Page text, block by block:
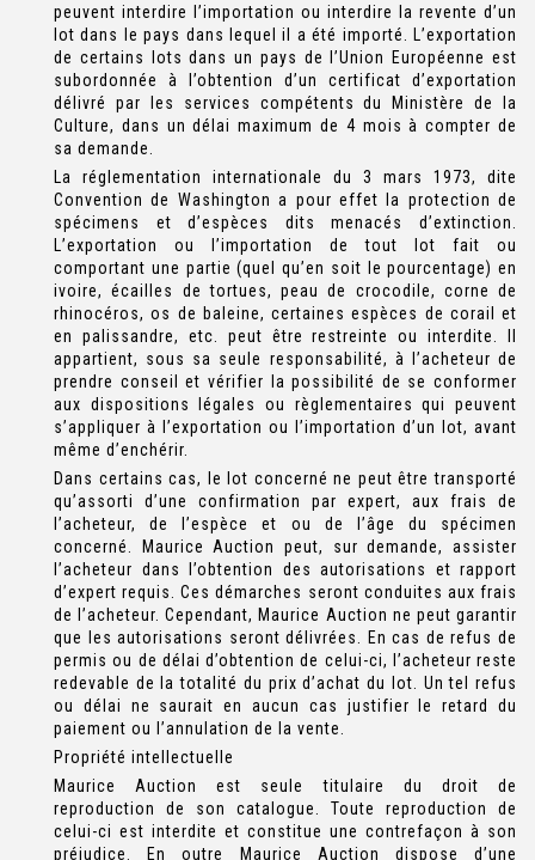
peuvent interdire l’importation ou interdire la revente d’un
lot dans le pays dans lequel il a été importé. L’exportation
de certains lots dans un pays de l’Union Européenne est
subordonnée à l’obtention d’un certificat d’exportation
délivré par les services compétents du Ministère de la
Culture, dans un délai maximum de 4 mois à compter de
sa demande.
La réglementation internationale du 3 mars 1973, dite
Convention de Washington a pour effet la protection de
spécimens et d’espèces dits menacés d’extinction.
L’exportation ou l’importation de tout lot fait ou
comportant une partie (quel qu’en soit le pourcentage) en
ivoire, écailles de tortues, peau de crocodile, corne de
rhinocéros, os de baleine, certaines espèces de corail et
en palissandre, etc. peut être restreinte ou interdite. Il
appartient, sous sa seule responsabilité, à l’acheteur de
prendre conseil et vérifier la possibilité de se conformer
aux dispositions légales ou règlementaires qui peuvent
s’appliquer à l’exportation ou l’importation d’un lot, avant
même d’enchérir.
Dans certains cas, le lot concerné ne peut être transporté
qu’assorti d’une confirmation par expert, aux frais de
l’acheteur, de l’espèce et ou de l’âge du spécimen
concerné. Maurice Auction peut, sur demande, assister
l’acheteur dans l’obtention des autorisations et rapport
d’expert requis. Ces démarches seront conduites aux frais
de l’acheteur. Cependant, Maurice Auction ne peut garantir
que les autorisations seront délivrées. En cas de refus de
permis ou de délai d’obtention de celui-ci, l’acheteur reste
redevable de la totalité du prix d’achat du lot. Un tel refus
ou délai ne saurait en aucun cas justifier le retard du
paiement ou l’annulation de la vente.
Propriété intellectuelle
Maurice Auction est seule titulaire du droit de
reproduction de son catalogue. Toute reproduction de
celui-ci est interdite et constitue une contrefaçon à son
préjudice. En outre Maurice Auction dispose d’une